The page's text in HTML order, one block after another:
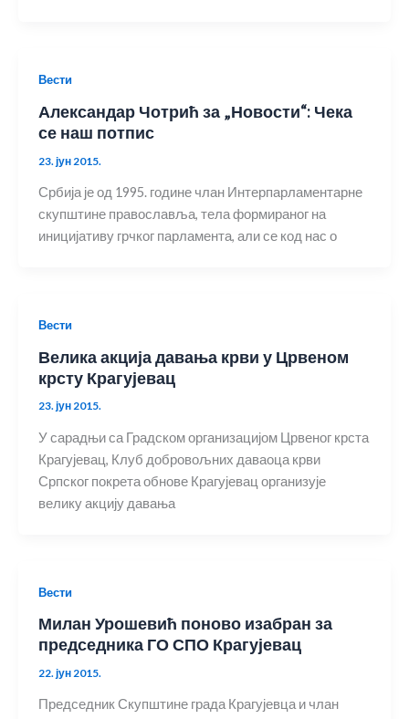
Вести
Александар Чотрић за „Новости“: Чека
се наш потпис
23. јун 2015.
Србија је од 1995. године члан Интерпарламентарне
скупштине православља, тела формираног на
иницијативу грчког парламента, али се код нас о
Вести
Велика акција давања крви у Црвеном
крсту Крагујевац
23. јун 2015.
У сарадњи са Градском организацијом Црвеног крста
Крагујевац, Клуб добровољних даваоца крви
Српског покрета обнове Крагујевац организује
велику акцију давања
Вести
Милан Урошевић поново изабран за
председника ГО СПО Крагујевац
22. јун 2015.
Председник Скупштине града Крагујевца и члан